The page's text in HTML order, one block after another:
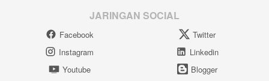
JARINGAN SOCIAL
Facebook
Twitter
Instagram
Linkedin
Youtube
Blogger